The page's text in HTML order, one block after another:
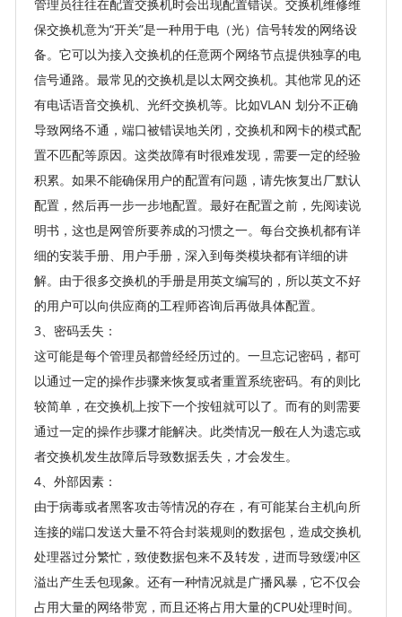
管理员往往在配置交换机时会出现配置错误。交换机维修维
保交换机意为“开关”是一种用于电（光）信号转发的网络设
备。它可以为接入交换机的任意两个网络节点提供独享的电
信号通路。最常见的交换机是以太网交换机。其他常见的还
有电话语音交换机、光纤交换机等。比如VLAN 划分不正确
导致网络不通，端口被错误地关闭，交换机和网卡的模式配
置不匹配等原因。这类故障有时很难发现，需要一定的经验
积累。如果不能确保用户的配置有问题，请先恢复出厂默认
配置，然后再一步一步地配置。最好在配置之前，先阅读说
明书，这也是网管所要养成的习惯之一。每台交换机都有详
细的安装手册、用户手册，深入到每类模块都有详细的讲
解。由于很多交换机的手册是用英文编写的，所以英文不好
的用户可以向供应商的工程师咨询后再做具体配置。
3、密码丢失：
这可能是每个管理员都曾经经历过的。一旦忘记密码，都可
以通过一定的操作步骤来恢复或者重置系统密码。有的则比
较简单，在交换机上按下一个按钮就可以了。而有的则需要
通过一定的操作步骤才能解决。此类情况一般在人为遗忘或
者交换机发生故障后导致数据丢失，才会发生。
4、外部因素：
由于病毒或者黑客攻击等情况的存在，有可能某台主机向所
连接的端口发送大量不符合封装规则的数据包，造成交换机
处理器过分繁忙，致使数据包来不及转发，进而导致缓冲区
溢出产生丢包现象。还有一种情况就是广播风暴，它不仅会
占用大量的网络带宽，而且还将占用大量的CPU处理时间。